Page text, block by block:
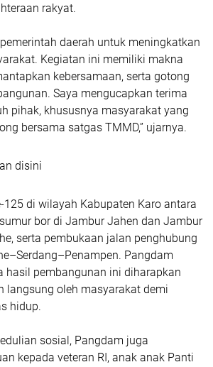
rakyat.
daerah untuk meningkatkan
Kegiatan ini memiliki makna
kebersamaan, serta gotong
Saya mengucapkan terima
pihak, khususnya masyarakat yang
bersama satgas TMMD,” ujarnya.
disini
125 di wilayah Kabupaten Karo antara
bor di Jambur Jahen dan Jambur
serta pembukaan jalan penghubung
Pangdam
hasil pembangunan ini diharapkan
langsung oleh masyarakat demi
hidup.
sosial, Pangdam juga
kepada veteran RI, anak anak Panti